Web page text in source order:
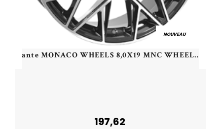
NOUVEAU
Jante MONACO WHEELS 8,0X19 MNC WHEELS GP15-FF 5/130 ET42,5 CH66,4
197,62